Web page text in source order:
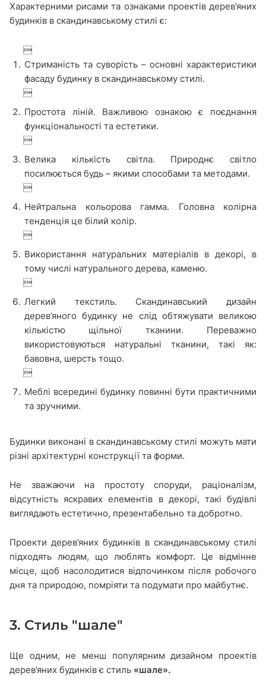
Характерними рисами та ознаками проектів дерев’яних
будинків в скандинавському стилі є:

Стриманість та суворість – основні характеристики
фасаду будинку в скандинавському стилі.

Простота ліній. Важливою ознакою є поєднання
функціональності та естетики.

Велика кількість світла. Природнє світло
посилюється будь – якими способами та методами.

Нейтральна кольорова гамма. Головна колірна
тенденція це білий колір.

Використання натуральних матеріалів в декорі, в
тому числі натурального дерева, каменю.

Легкий текстиль. Скандинавський дизайн
дерев’яного будинку не слід обтяжувати великою
кількістю щільної тканини. Переважно
використовуються натуральні тканини, такі як:
бавовна, шерсть тощо.

Меблі всередині будинку повинні бути практичними
та зручними.
Будинки виконані в скандинавському стилі можуть мати
різні архітектурні конструкції та форми.
Не зважаючи на простоту споруди, раціоналізм,
відсутність яскравих елементів в декорі, такі будівлі
виглядають естетично, презентабельно та добротно.
Проекти дерев’яних будинків в скандинавському стилі
підходять людям, що люблять комфорт. Це відмінне
місце, щоб насолодитися відпочинком після робочого
дня та природою, помріяти та подумати про майбутнє.
3. Стиль "шале"
Ще одним, не менш популярним дизайном проектів
дерев’яних будинків є стиль «шале».